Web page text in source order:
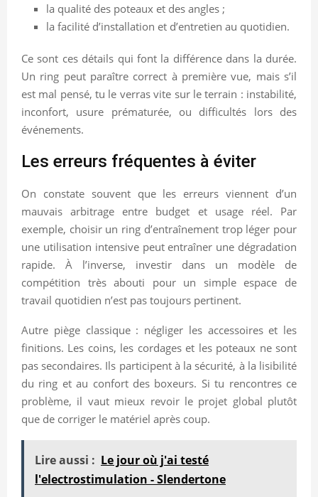
la qualité des poteaux et des angles ;
la facilité d’installation et d’entretien au quotidien.
Ce sont ces détails qui font la différence dans la durée.
Un ring peut paraître correct à première vue, mais s’il
est mal pensé, tu le verras vite sur le terrain : instabilité,
inconfort, usure prématurée, ou difficultés lors des
événements.
Les erreurs fréquentes à éviter
On constate souvent que les erreurs viennent d’un
mauvais arbitrage entre budget et usage réel. Par
exemple, choisir un ring d’entraînement trop léger pour
une utilisation intensive peut entraîner une dégradation
rapide. À l’inverse, investir dans un modèle de
compétition très abouti pour un simple espace de
travail quotidien n’est pas toujours pertinent.
Autre piège classique : négliger les accessoires et les
finitions. Les coins, les cordages et les poteaux ne sont
pas secondaires. Ils participent à la sécurité, à la lisibilité
du ring et au confort des boxeurs. Si tu rencontres ce
problème, il vaut mieux revoir le projet global plutôt
que de corriger le matériel après coup.
Lire aussi : Le jour où j'ai testé
l'electrostimulation - Slendertone